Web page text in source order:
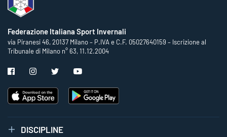
Federazione Italiana Sport Invernali
via Piranesi 46, 20137 Milano – P.IVA e C.F. 05027640159 – Iscrizione al
Tribunale di Milano n° 63, 11.12.2004
DISCIPLINE